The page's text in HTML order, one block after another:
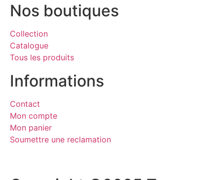
Nos boutiques
Collection
Catalogue
Tous les produits
Informations
Contact
Mon compte
Mon panier
Soumettre une reclamation